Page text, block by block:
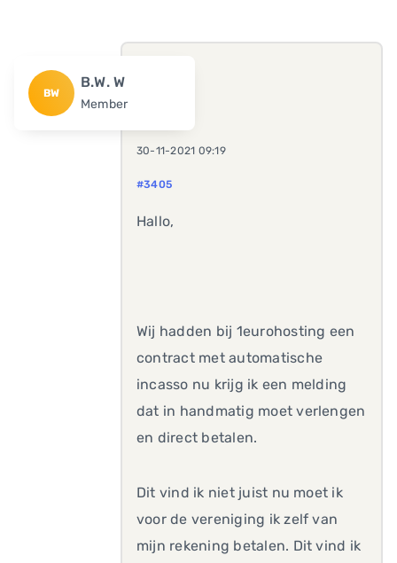
BW
B.W. W
Member
30-11-2021 09:19
#3405
Hallo,
Wij hadden bij 1eurohosting een
contract met automatische
incasso nu krijg ik een melding
dat in handmatig moet verlengen
en direct betalen.
Dit vind ik niet juist nu moet ik
voor de vereniging ik zelf van
mijn rekening betalen. Dit vind ik